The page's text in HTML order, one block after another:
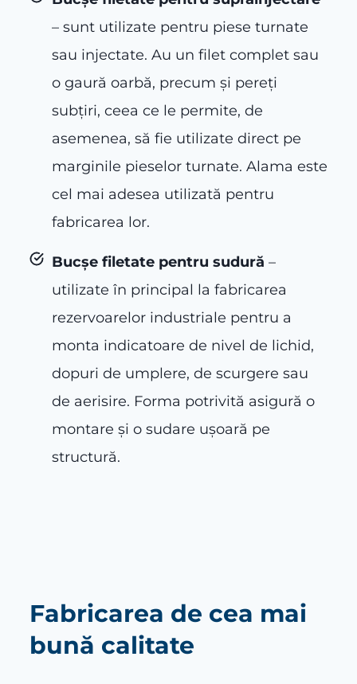
– sunt utilizate pentru piese turnate
sau injectate. Au un filet complet sau
o gaură oarbă, precum și pereți
subțiri, ceea ce le permite, de
asemenea, să fie utilizate direct pe
marginile pieselor turnate. Alama este
cel mai adesea utilizată pentru
fabricarea lor.
Bucșe filetate pentru sudură –
utilizate în principal la fabricarea
rezervoarelor industriale pentru a
monta indicatoare de nivel de lichid,
dopuri de umplere, de scurgere sau
de aerisire. Forma potrivită asigură o
montare și o sudare ușoară pe
structură.
Fabricarea de cea mai
bună calitate